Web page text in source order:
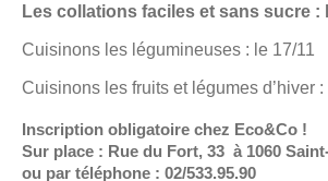
Les collations faciles et sans sucre :
Cuisinons les légumineuses : le 17/11
Cuisinons les fruits et légumes d’hiver :
Inscription obligatoire chez Eco&Co !
Sur place : Rue du Fort, 33 à 1060
ou par téléphone : 02/533.95.90